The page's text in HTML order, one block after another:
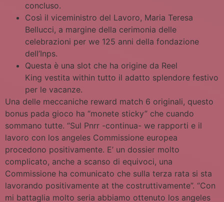
concluso.
Così il viceministro del Lavoro, Maria Teresa
Bellucci, a margine della cerimonia delle
celebrazioni per we 125 anni della fondazione
dell’Inps.
Questa è una slot che ha origine da Reel
King vestita within tutto il adatto splendore festivo
per le vacanze.
Una delle meccaniche reward match 6 originali, questo
bonus pada gioco ha “monete sticky” che cuando
sommano tutte. “Sul Pnrr -continua- we rapporti e il
lavoro con los angeles Commissione europea
procedono positivamente. E’ un dossier molto
complicato, anche a scanso di equivoci, una
Commissione ha comunicato che sulla terza rata si sta
lavorando positivamente at the costruttivamente”. “Con
mi battaglia molto seria abbiamo ottenuto los angeles